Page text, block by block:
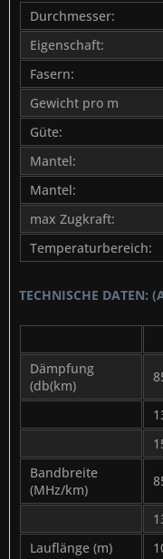
Durchmesser:
Eigenschaft:
Fasern:
Gewicht pro m
Güte:
Mantel:
Mantel:
max Zugkraft:
Temperaturbereich:
TECHNISCHE DATEN:
Dämpfung
(db(km)
Bandbreite
(MHz/km)
Lauflänge (m)